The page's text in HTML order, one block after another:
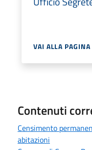
VAI ALLA PAGINA
Contenuti
Censimento
abitazioni